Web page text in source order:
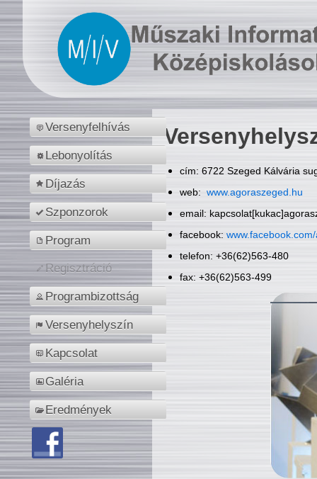
Versenyfelhívás
Lebonyolítás
Díjazás
Szponzorok
Program
Regisztráció
Programbizottság
Versenyhelyszín
Kapcsolat
Galéria
Eredmények
cím: 6722 Szeged Kálvária
web: www.agoraszeged.hu
email:
facebook:
telefon: +36(62)563-480
fax: +36(62)563-499